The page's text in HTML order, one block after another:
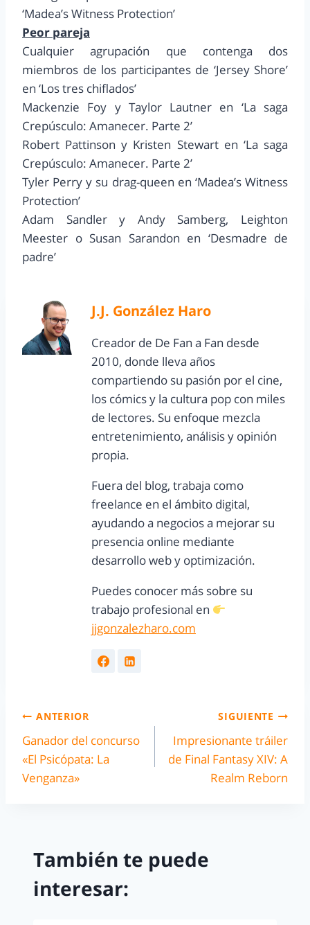
‘Madea’s Witness Protection’
Peor pareja
Cualquier agrupación que contenga dos
miembros de los participantes de ‘Jersey Shore’
en ‘Los tres chiflados’
Mackenzie Foy y Taylor Lautner en ‘La saga
Crepúsculo: Amanecer. Parte 2’
Robert Pattinson y Kristen Stewart en ‘La saga
Crepúsculo: Amanecer. Parte 2’
Tyler Perry y su drag-queen en ‘Madea’s Witness
Protection’
Adam Sandler y Andy Samberg, Leighton
Meester o Susan Sarandon en ‘Desmadre de
padre’
J.J. González Haro
Creador de De Fan a Fan desde
2010, donde lleva años
compartiendo su pasión por el cine,
los cómics y la cultura pop con miles
de lectores. Su enfoque mezcla
entretenimiento, análisis y opinión
propia.
Fuera del blog, trabaja como
freelance en el ámbito digital,
ayudando a negocios a mejorar su
presencia online mediante
desarrollo web y optimización.
Puedes conocer más sobre su
trabajo profesional en
jjgonzalezharo.com
ANTERIOR
Ganador del concurso
«El Psicópata: La
Venganza»
SIGUIENTE
Impresionante tráiler
de Final Fantasy XIV: A
Realm Reborn
También te puede
interesar: